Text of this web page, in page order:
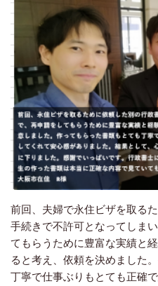
前回、夫婦で永住ビザを取る
手続きで不許可となってしま
てもらうために豊富な実績と
ると考え、依頼を決めました
丁寧で仕事ぶりもとても正確